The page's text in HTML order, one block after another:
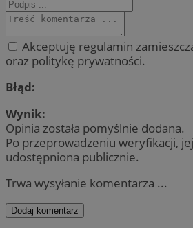
Akceptuję regulamin
oraz politykę prywatności.
Błąd:
Wynik:
Opinia została pomyślnie dodana.
Po przeprowadzeniu weryfikacji,
udostępniona publicznie.
Trwa wysyłanie komentarza ...
Dodaj komentarz